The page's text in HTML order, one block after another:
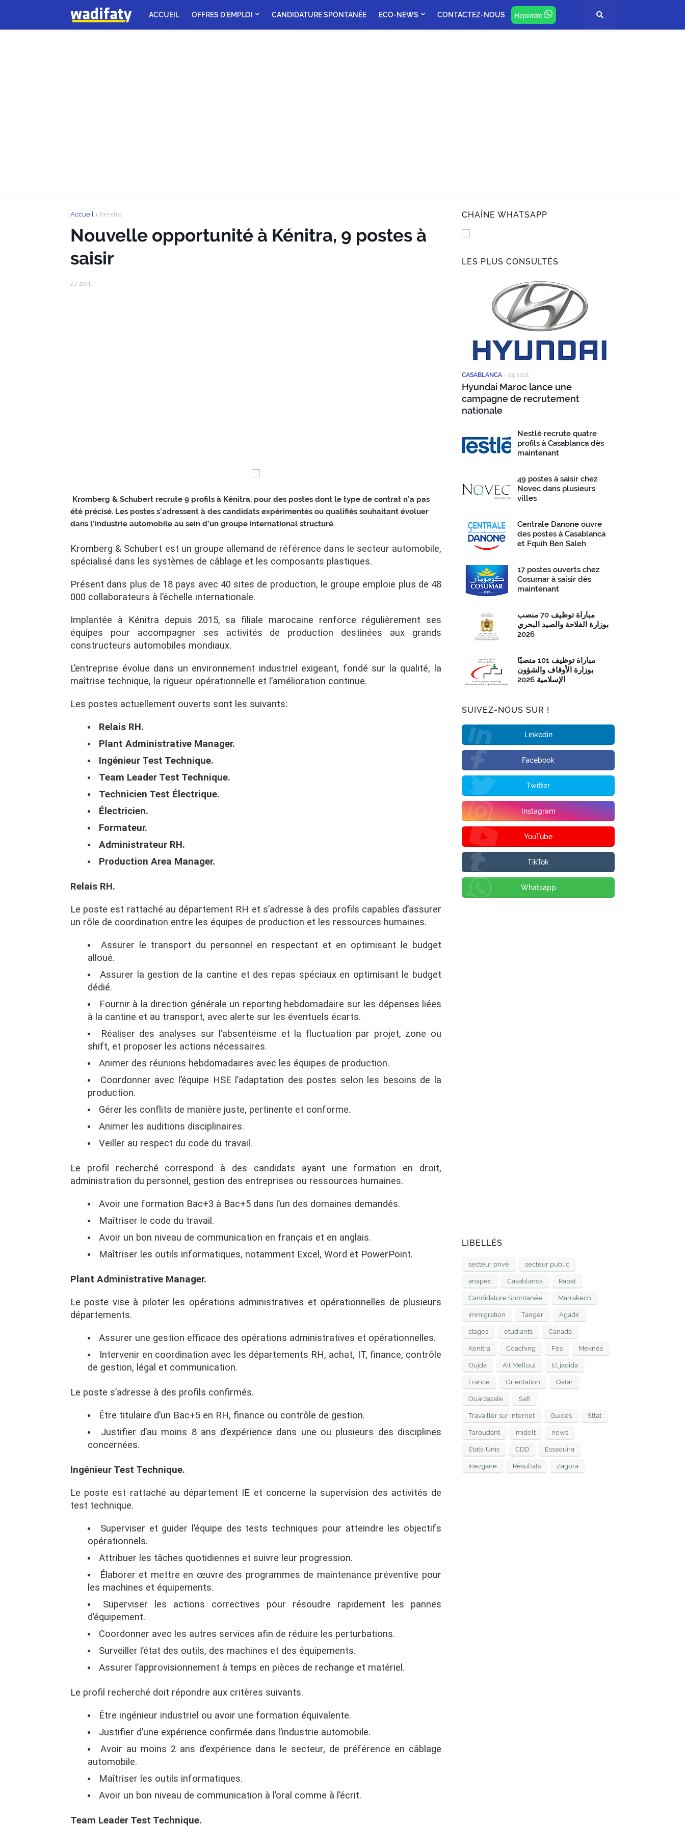
ACCUEIL OFFRES D'EMPLOI CANDIDATURE SPONTANÉE ECO-NEWS CONTACTEZ-NOUS Rejoindre
Accueil Kenitra
Nouvelle opportunité à Kénitra, 9 postes à
saisir
27 avril
Kromberg & Schubert recrute 9 profils à Kénitra, pour des postes dont le type de contrat n’a pas
été précisé. Les postes s’adressent à des candidats expérimentés ou qualifiés souhaitant évoluer
dans l’industrie automobile au sein d’un groupe international structuré.
Kromberg & Schubert est un groupe allemand de référence dans le secteur automobile,
spécialisé dans les systèmes de câblage et les composants plastiques.
Présent dans plus de 18 pays avec 40 sites de production, le groupe emploie plus de 48
000 collaborateurs à l’échelle internationale.
Implantée à Kénitra depuis 2015, sa filiale marocaine renforce régulièrement ses
équipes pour accompagner ses activités de production destinées aux grands
constructeurs automobiles mondiaux.
L’entreprise évolue dans un environnement industriel exigeant, fondé sur la qualité, la
maîtrise technique, la rigueur opérationnelle et l’amélioration continue.
Les postes actuellement ouverts sont les suivants:
Relais RH.
Plant Administrative Manager.
Ingénieur Test Technique.
Team Leader Test Technique.
Technicien Test Électrique.
Électricien.
Formateur.
Administrateur RH.
Production Area Manager.
Relais RH.
Le poste est rattaché au département RH et s’adresse à des profils capables d’assurer
un rôle de coordination entre les équipes de production et les ressources humaines.
Assurer le transport du personnel en respectant et en optimisant le budget
alloué.
Assurer la gestion de la cantine et des repas spéciaux en optimisant le budget
dédié.
Fournir à la direction générale un reporting hebdomadaire sur les dépenses liées
à la cantine et au transport, avec alerte sur les éventuels écarts.
Réaliser des analyses sur l’absentéisme et la fluctuation par projet, zone ou
shift, et proposer les actions nécessaires.
Animer des réunions hebdomadaires avec les équipes de production.
Coordonner avec l’équipe HSE l’adaptation des postes selon les besoins de la
production.
Gérer les conflits de manière juste, pertinente et conforme.
Animer les auditions disciplinaires.
Veiller au respect du code du travail.
Le profil recherché correspond à des candidats ayant une formation en droit,
administration du personnel, gestion des entreprises ou ressources humaines.
Avoir une formation Bac+3 à Bac+5 dans l’un des domaines demandés.
Maîtriser le code du travail.
Avoir un bon niveau de communication en français et en anglais.
Maîtriser les outils informatiques, notamment Excel, Word et PowerPoint.
Plant Administrative Manager.
Le poste vise à piloter les opérations administratives et opérationnelles de plusieurs
départements.
Assurer une gestion efficace des opérations administratives et opérationnelles.
Intervenir en coordination avec les départements RH, achat, IT, finance, contrôle
de gestion, légal et communication.
Le poste s’adresse à des profils confirmés.
Être titulaire d’un Bac+5 en RH, finance ou contrôle de gestion.
Justifier d’au moins 8 ans d’expérience dans une ou plusieurs des disciplines
concernées.
Ingénieur Test Technique.
Le poste est rattaché au département IE et concerne la supervision des activités de
test technique.
Superviser et guider l’équipe des tests techniques pour atteindre les objectifs
opérationnels.
Attribuer les tâches quotidiennes et suivre leur progression.
Élaborer et mettre en œuvre des programmes de maintenance préventive pour
les machines et équipements.
Superviser les actions correctives pour résoudre rapidement les pannes
d’équipement.
Coordonner avec les autres services afin de réduire les perturbations.
Surveiller l’état des outils, des machines et des équipements.
Assurer l’approvisionnement à temps en pièces de rechange et matériel.
Le profil recherché doit répondre aux critères suivants.
Être ingénieur industriel ou avoir une formation équivalente.
Justifier d’une expérience confirmée dans l’industrie automobile.
Avoir au moins 2 ans d’expérience dans le secteur, de préférence en câblage
automobile.
Maîtriser les outils informatiques.
Avoir un bon niveau de communication à l’oral comme à l’écrit.
Team Leader Test Technique.
CHAÎNE WHATSAPP
LES PLUS CONSULTÉS
CASABLANCA - 04 août
Hyundai Maroc lance une
campagne de recrutement
nationale
Nestlé recrute quatre
profils à Casablanca dès
maintenant
49 postes à saisir chez
Novec dans plusieurs
villes
Centrale Danone ouvre
des postes à Casablanca
et Fquih Ben Saleh
17 postes ouverts chez
Cosumar à saisir dès
maintenant
مباراة توظيف 70 منصب
بوزارة الفلاحة والصيد البحري
2026
مباراة توظيف 101 منصبًا
بوزارة الأوقاف والشؤون
الإسلامية 2026
SUIVEZ-NOUS SUR !
Linkedin
Facebook
Twitter
Instagram
YouTube
TikTok
Whatsapp
LIBELLÉS
secteur privé secteur public
anapec Casablanca Rabat
Candidature Spontanée Marrakech
immigration Tanger Agadir
stages etudiants Canada
Kenitra Coaching Fès Meknès
Oujda Ait Melloul El jadida
France Orientation Qatar
Ouarzazate Safi
Travailler sur internet Guides Sttat
Taroudant midelt news
États-Unis CDD Essaouira
Inezgane Résultats Zagora